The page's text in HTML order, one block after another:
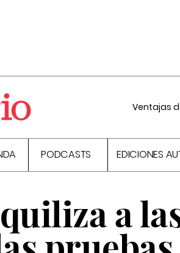
Ventajas
PODCASTS EDICIONES
a